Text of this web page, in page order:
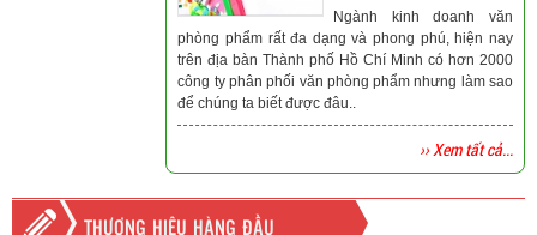
Ngành kinh doanh văn
phòng phẩm rất đa dạng và phong phú, hiện nay
trên địa bàn Thành phố Hồ Chí Minh có hơn 2000
công ty phân phối văn phòng phẩm nhưng làm sao
để chúng ta biết được đâu..
›› Xem tất cả...
THƯƠNG HIỆU HÀNG ĐẦU